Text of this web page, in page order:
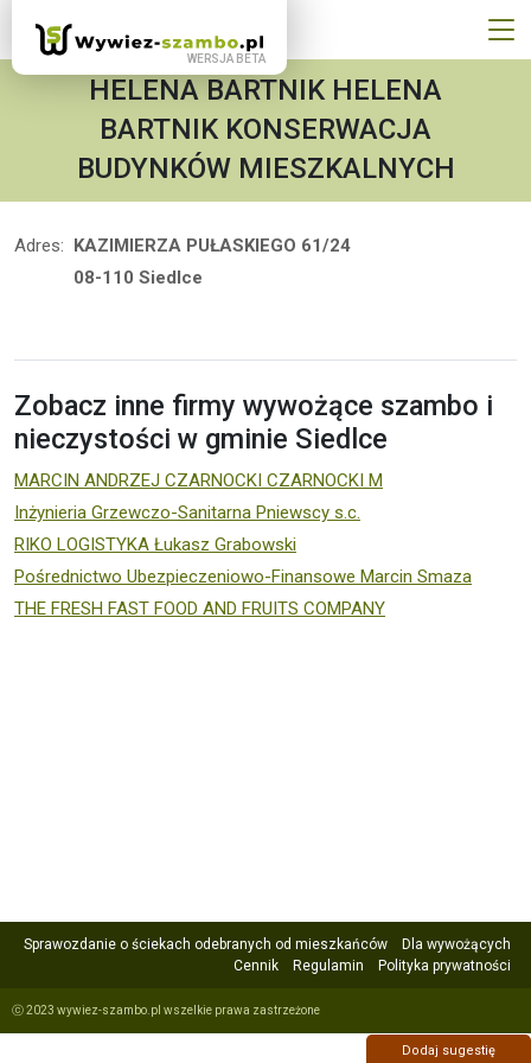
HELENA BARTNIK HELENA
BARTNIK KONSERWACJA
BUDYNKÓW MIESZKALNYCH
Adres:
KAZIMIERZA PUŁASKIEGO 61/24
08-110 Siedlce
Zobacz inne firmy wywożące szambo i
nieczystości w gminie Siedlce
MARCIN ANDRZEJ CZARNOCKI CZARNOCKI M
Inżynieria Grzewczo-Sanitarna Pniewscy s.c.
RIKO LOGISTYKA Łukasz Grabowski
Pośrednictwo Ubezpieczeniowo-Finansowe Marcin Smaza
THE FRESH FAST FOOD AND FRUITS COMPANY
Sprawozdanie o ściekach odebranych od mieszkańców
Dla wywożących
Cennik
Regulamin Polityka prywatności
ⓒ 2023 wywiez-szambo.pl wszelkie prawa zastrzeżone
Dodaj sugestię